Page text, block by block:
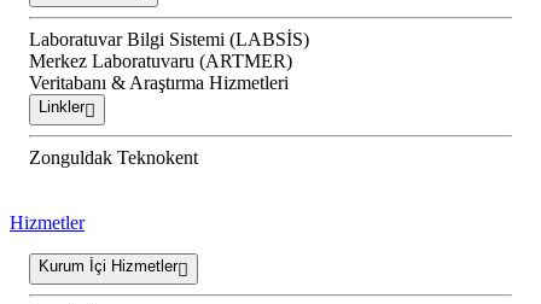
Laboratuvar Bilgi Sistemi (LABSİS)
Merkez Laboratuvaru (ARTMER)
Veritabanı & Araştırma Hizmetleri
Linkler
Zonguldak Teknokent
Hizmetler
Kurum İçi Hizmetler